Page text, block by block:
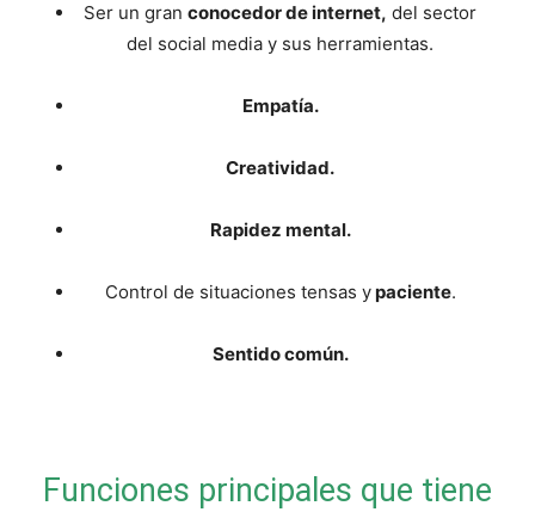
Ser un gran conocedor de internet, del sector
del social media y sus herramientas.
Empatía.
Creatividad.
Rapidez mental.
Control de situaciones tensas ypaciente.
Sentido común.
Funciones principales que tiene